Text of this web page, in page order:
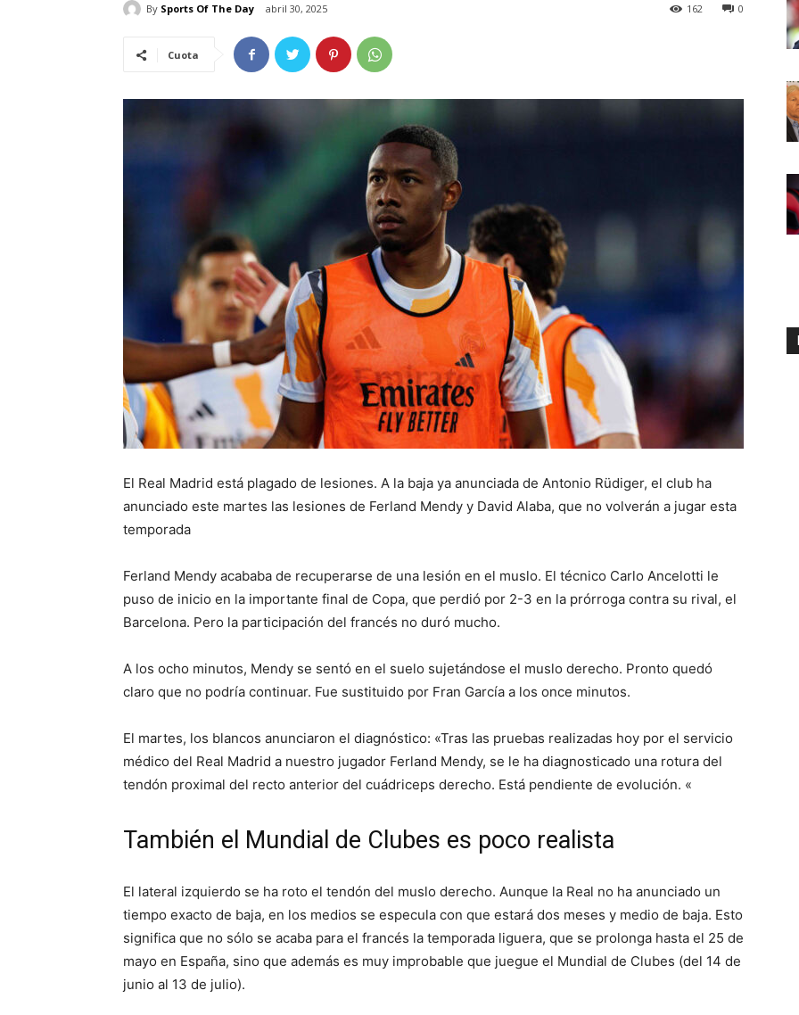
By Sports Of The Day abril 30, 2025 0
162
Cuota
El Real Madrid está plagado de lesiones. A la baja ya anunciada de Antonio Rüdiger, el club ha
anunciado este martes las lesiones de Ferland Mendy y David Alaba, que no volverán a jugar esta
temporada
Ferland Mendy acababa de recuperarse de una lesión en el muslo. El técnico Carlo Ancelotti le
puso de inicio en la importante final de Copa, que perdió por 2-3 en la prórroga contra su rival, el
Barcelona. Pero la participación del francés no duró mucho.
A los ocho minutos, Mendy se sentó en el suelo sujetándose el muslo derecho. Pronto quedó
claro que no podría continuar. Fue sustituido por Fran García a los once minutos.
El martes, los blancos anunciaron el diagnóstico: «Tras las pruebas realizadas hoy por el servicio
médico del Real Madrid a nuestro jugador Ferland Mendy, se le ha diagnosticado una rotura del
tendón proximal del recto anterior del cuádriceps derecho. Está pendiente de evolución. «
También el Mundial de Clubes es poco realista
El lateral izquierdo se ha roto el tendón del muslo derecho. Aunque la Real no ha anunciado un
tiempo exacto de baja, en los medios se especula con que estará dos meses y medio de baja. Esto
significa que no sólo se acaba para el francés la temporada liguera, que se prolonga hasta el 25 de
mayo en España, sino que además es muy improbable que juegue el Mundial de Clubes (del 14 de
junio al 13 de julio).